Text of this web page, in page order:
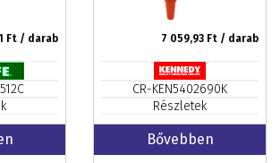
Ft / darab 7 059,93 Ft / darab
CR-KEN5402690K
Részletek
Bővebben